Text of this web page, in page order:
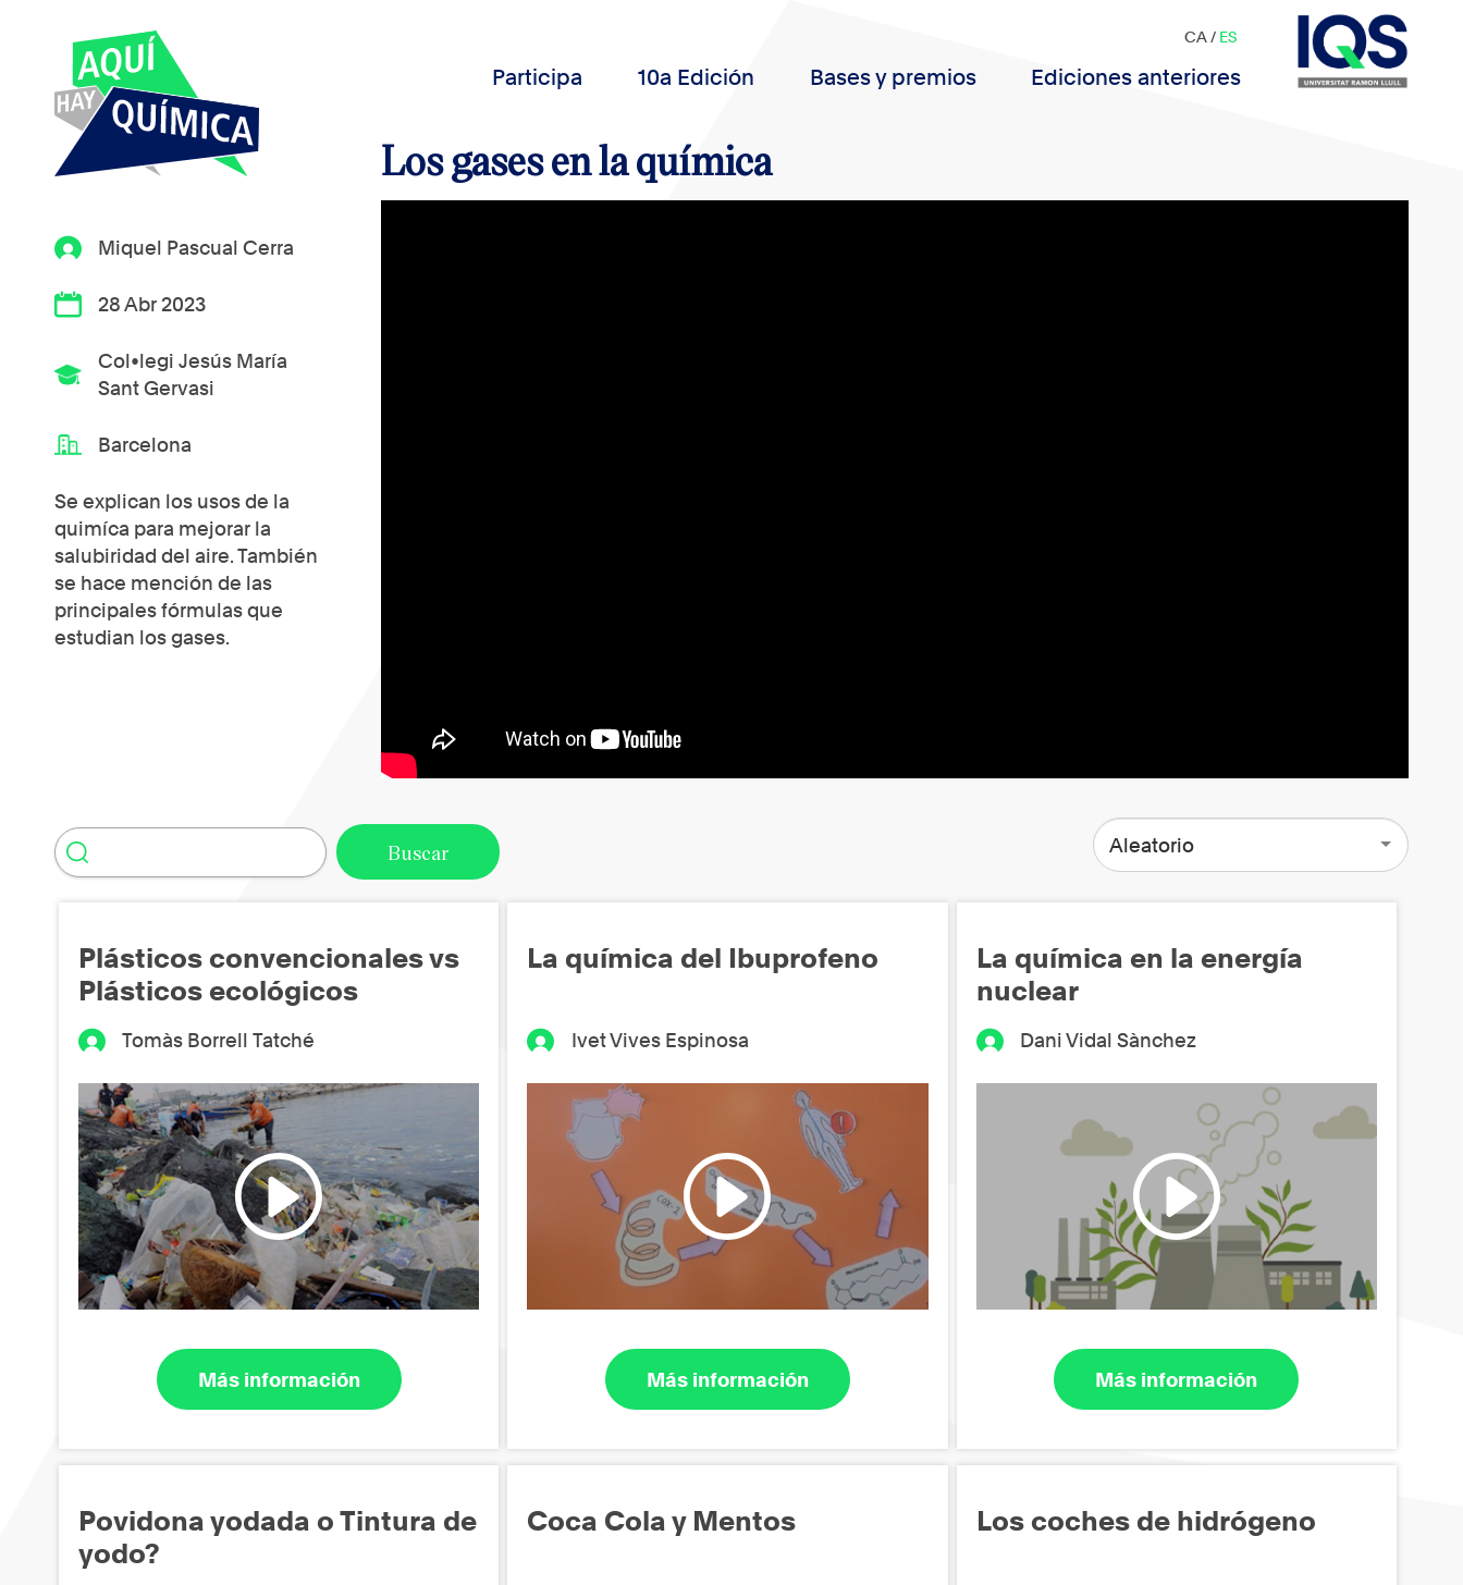
Participa 10a Edición Bases y premios Ediciones anteriores
CA/ ES
Miquel Pascual Cerra
28 Abr 2023
Col•legi Jesús María
Sant Gervasi
Barcelona
Se explican los usos de la
quimíca para mejorar la
salubiridad del aire. También
se hace mención de las
principales fórmulas que
estudian los gases.
Los gases en la química
Aleatorio
Plásticos convencionales vs
Plásticos ecológicos
Tomàs Borrell Tatché
Más información
La química del Ibuprofeno
Ivet Vives Espinosa
Más información
La química en la energía
nuclear
Dani Vidal Sànchez
Más información
Povidona yodada o Tintura de
yodo?
Coca Cola y Mentos Los coches de hidrógeno